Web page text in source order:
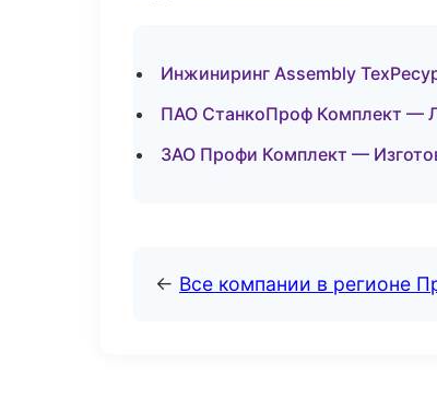
Инжиниринг Assembly
ПАО СтанкоПроф Комплект —
ЗАО Профи Комплект —
← Все компании в регионе